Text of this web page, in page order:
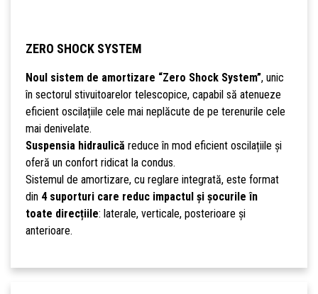
ZERO SHOCK SYSTEM
Noul sistem de amortizare “Zero Shock System”, unic
în sectorul stivuitoarelor telescopice, capabil să atenueze
eficient oscilațiile cele mai neplăcute de pe terenurile cele
mai denivelate.
Suspensia hidraulică reduce în mod eficient oscilațiile și
oferă un confort ridicat la condus.
Sistemul de amortizare, cu reglare integrată, este format
din 4 suporturi care reduc impactul și șocurile în
toate direcțiile: laterale, verticale, posterioare și
anterioare.